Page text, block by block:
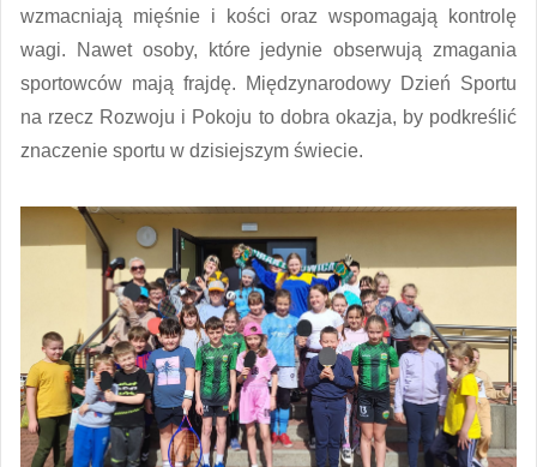
wzmacniają mięśnie i kości oraz wspomagają kontrolę
wagi. Nawet osoby, które jedynie obserwują zmagania
sportowców mają frajdę. Międzynarodowy Dzień Sportu
na rzecz Rozwoju i Pokoju to dobra okazja, by podkreślić
znaczenie sportu w dzisiejszym świecie.